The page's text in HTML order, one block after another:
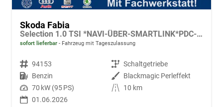
Skoda Fabia
Selection 1.0 TSI *NAVI-ÜBER-SMARTLINK*PDC-HI*LED*SHZ*KLIMA*RADIO
sofort lieferbar Fahrzeug mit Tageszulassung
Fahrzeugnr. 94153 Getriebe Schaltgetriebe
Kraftstoff Benzin Außenfarbe Blackmagic Perleffekt
Leistung 70 kW (95 PS) Kilometerstand
10 km
01.06.2026